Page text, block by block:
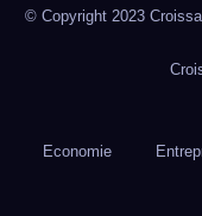
© Copyright 2023
Economie